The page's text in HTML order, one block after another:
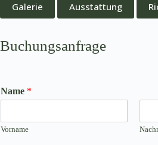
Galerie Ausstattung
Buchungsanfrage
Name *
Vorname